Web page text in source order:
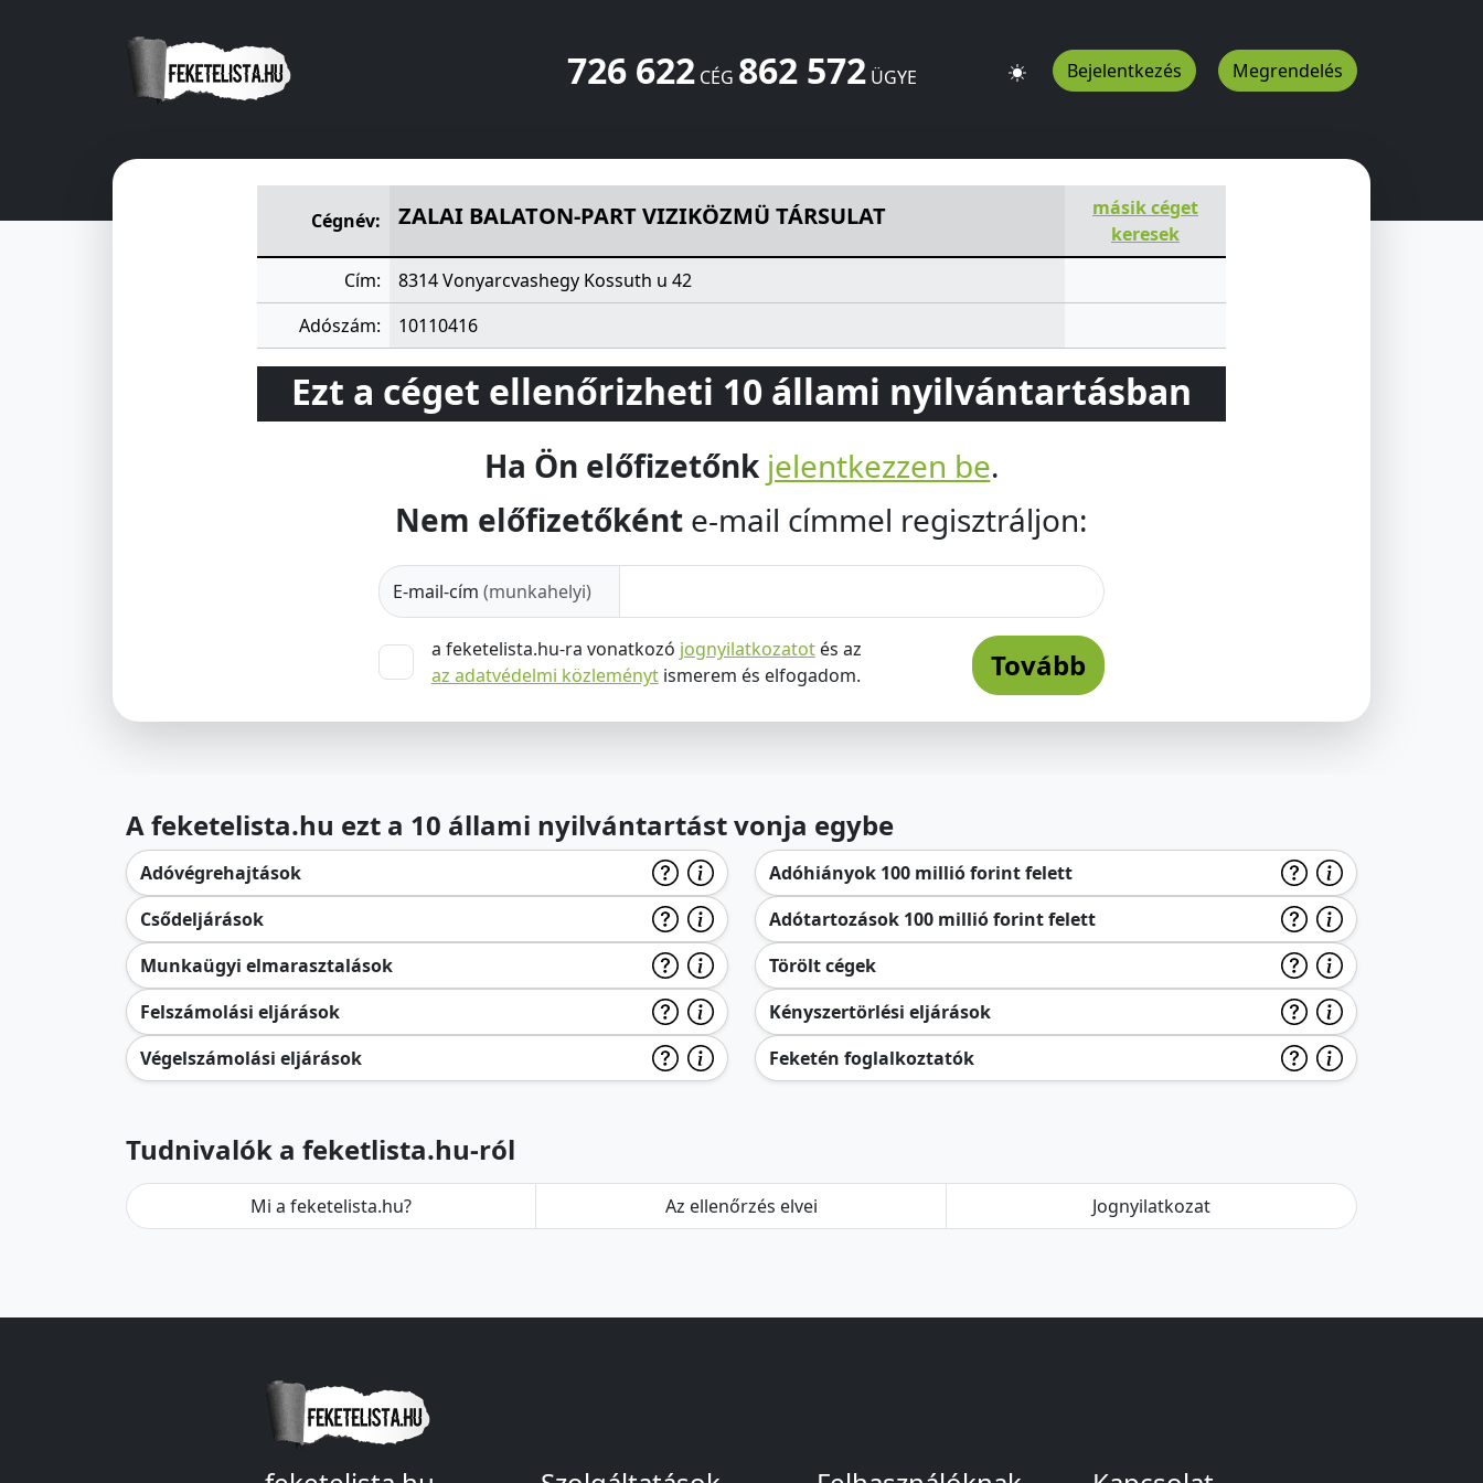
726 622CÉG 862 572ÜGYE Bejelentkezés Megrendelés
Cégnév:
ZALAI BALATON-PART VIZIKÖZMÜ TÁRSULAT
másik céget
keresek
Cím:
8314 Vonyarcvashegy Kossuth u 42
Adószám:
10110416
Ezt a céget ellenőrizheti 10 állami nyilvántartásban
Ha Ön előfizetőnk jelentkezzen be.
Nem előfizetőként e-mail címmel regisztráljon:
E-mail-cím (munkahelyi)
a feketelista.hu-ra vonatkozó jognyilatkozatotés az
az adatvédelmi közleménytismerem és elfogadom. Tovább
A feketelista.hu ezt a 10 állami nyilvántartást vonja egybe
Adóvégrehajtások
Csődeljárások
Munkaügyi elmarasztalások
Felszámolási eljárások
Végelszámolási eljárások
Adóhiányok 100 millió forint felett
Adótartozások 100 millió forint felett
Törölt cégek
Kényszertörlési eljárások
Feketén foglalkoztatók
Tudnivalók a feketlista.hu-ról
Mi a feketelista.hu? Az ellenőrzés elvei Jognyilatkozat